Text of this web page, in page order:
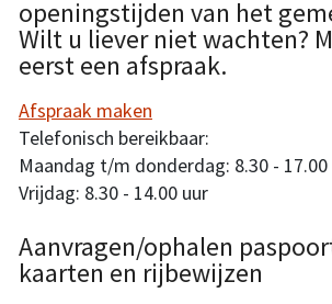
openingstijden van het
Wilt u liever niet wachten?
eerst een afspraak.
Afspraak maken
Telefonisch bereikbaar:
Maandag t/m donderdag: 8.30 - 17.00
Vrijdag: 8.30 - 14.00 uur
Aanvragen/ophalen
kaarten en rijbewijzen